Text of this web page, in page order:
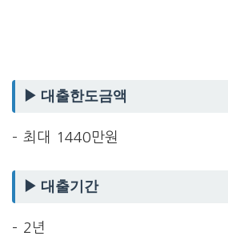
▶ 대출한도금액
– 최대 1440만원
▶ 대출기간
– 2년